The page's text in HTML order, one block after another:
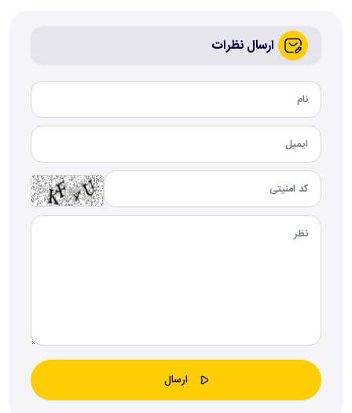
ارسال نظرات